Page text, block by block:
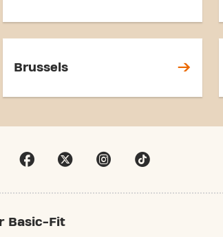
Brussels
Basic-Fit